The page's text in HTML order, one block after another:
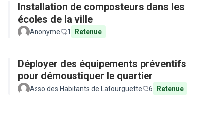
Installation de composteurs dans les
écoles de la ville
Anonyme 1 Retenue
Déployer des équipements préventifs
pour démoustiquer le quartier
Asso des Habitants de Lafourguette 6 Retenue